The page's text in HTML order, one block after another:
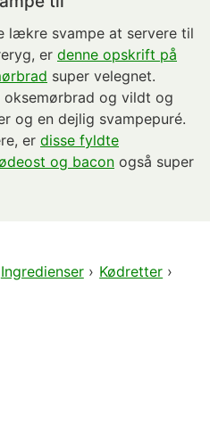
lækre svampe at servere til
er denne opskrift på
super velegnet.
og vildt og
og en dejlig svampepuré.
er disse fyldte
og bacon også super
Ingredienser› Kødretter ›